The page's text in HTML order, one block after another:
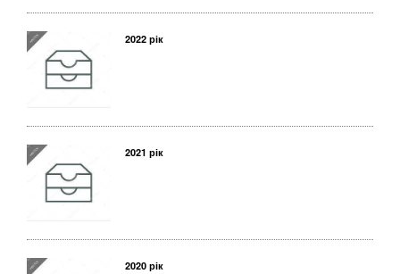
2022 рік
2021 рік
2020 рік